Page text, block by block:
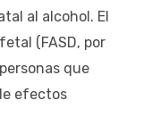
al alcohol. El
(FASD, por
que
efectos